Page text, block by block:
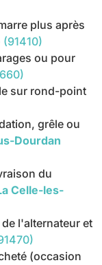
plus après
(91410)
ou pour
sur rond-point
grêle ou
Dourdan
du
Celle-les-
l'alternateur et
(occasion